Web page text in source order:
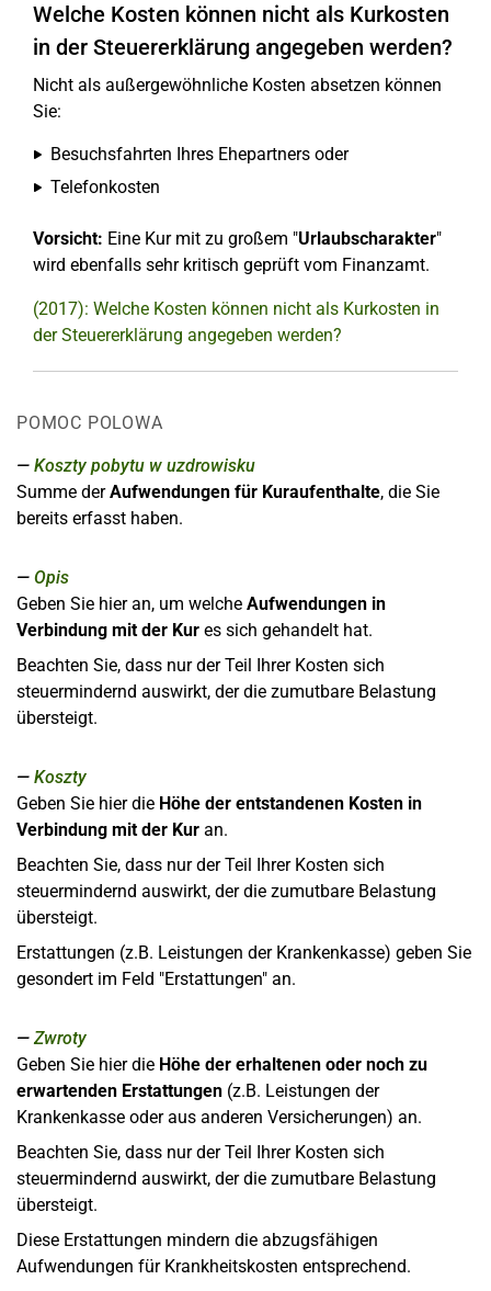
Welche Kosten können nicht als Kurkosten
in der Steuererklärung angegeben werden?
Nicht als außergewöhnliche Kosten absetzen können
Sie:
Besuchsfahrten Ihres Ehepartners oder
Telefonkosten
Vorsicht: Eine Kur mit zu großem "Urlaubscharakter"
wird ebenfalls sehr kritisch geprüft vom Finanzamt.
(2017): Welche Kosten können nicht als Kurkosten in
der Steuererklärung angegeben werden?
POMOC POLOWA
Koszty pobytu w uzdrowisku
Summe derAufwendungen für Kuraufenthalte, die Sie
bereits erfasst haben.
Opis
Geben Sie hier an, um welche Aufwendungen in
Verbindung mit der Kur es sich gehandelt hat.
Beachten Sie, dass nur der Teil Ihrer Kosten sich
steuermindernd auswirkt, der die zumutbare Belastung
übersteigt.
Koszty
Geben Sie hier die Höhe der entstandenen Kosten in
Verbindung mit der Kur an.
Beachten Sie, dass nur der Teil Ihrer Kosten sich
steuermindernd auswirkt, der die zumutbare Belastung
übersteigt.
Erstattungen (z.B. Leistungen der Krankenkasse) geben Sie
gesondert im Feld "Erstattungen" an.
Zwroty
Geben Sie hier die Höhe der erhaltenen oder noch zu
erwartenden Erstattungen (z.B. Leistungen der
Krankenkasse oder aus anderen Versicherungen) an.
Beachten Sie, dass nur der Teil Ihrer Kosten sich
steuermindernd auswirkt, der die zumutbare Belastung
übersteigt.
Diese Erstattungen mindern die abzugsfähigen
Aufwendungen für Krankheitskosten entsprechend.